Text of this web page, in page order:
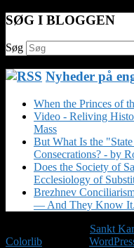
SØG I BLOGGEN
Søg
Nyheder på
When the Princes of
Video - Reliving
Mass
But What Is the
Consecrations? - by
Does the Society of
Ecclesiology of
Brezhnev
— And They Know It.
Sankt
Colorlib